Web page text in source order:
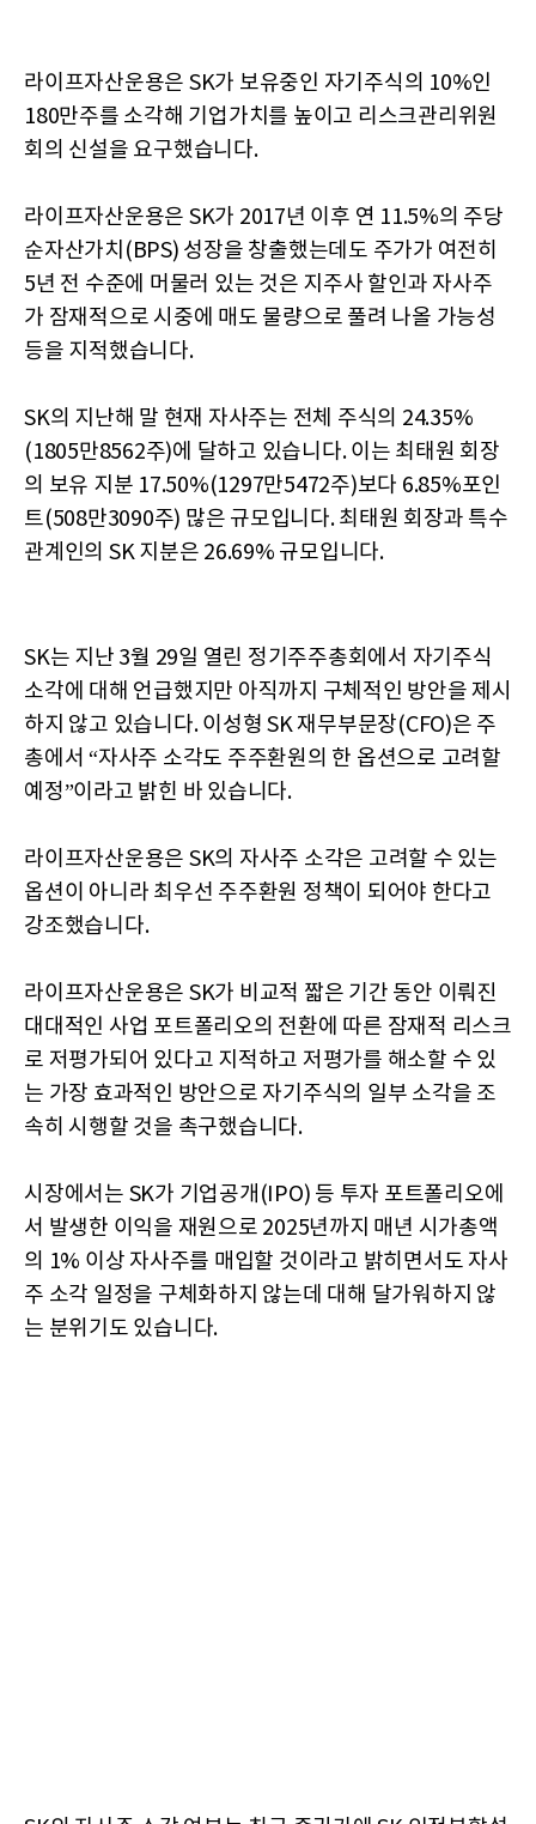
라이프자산운용은 SK가 보유중인 자기주식의 10%인
180만주를 소각해 기업가치를 높이고 리스크관리위원
회의 신설을 요구했습니다.
라이프자산운용은 SK가 2017년 이후 연 11.5%의 주당
순자산가치(BPS) 성장을 창출했는데도 주가가 여전히
5년 전 수준에 머물러 있는 것은 지주사 할인과 자사주
가 잠재적으로 시중에 매도 물량으로 풀려 나올 가능성
등을 지적했습니다.
SK의 지난해 말 현재 자사주는 전체 주식의 24.35%
(1805만8562주)에 달하고 있습니다. 이는 최태원 회장
의 보유 지분 17.50%(1297만5472주)보다 6.85%포인
트(508만3090주) 많은 규모입니다. 최태원 회장과 특수
관계인의 SK 지분은 26.69% 규모입니다.
SK는 지난 3월 29일 열린 정기주주총회에서 자기주식
소각에 대해 언급했지만 아직까지 구체적인 방안을 제시
하지 않고 있습니다. 이성형 SK 재무부문장(CFO)은 주
총에서 “자사주 소각도 주주환원의 한 옵션으로 고려할
예정”이라고 밝힌 바 있습니다.
라이프자산운용은 SK의 자사주 소각은 고려할 수 있는
옵션이 아니라 최우선 주주환원 정책이 되어야 한다고
강조했습니다.
라이프자산운용은 SK가 비교적 짧은 기간 동안 이뤄진
대대적인 사업 포트폴리오의 전환에 따른 잠재적 리스크
로 저평가되어 있다고 지적하고 저평가를 해소할 수 있
는 가장 효과적인 방안으로 자기주식의 일부 소각을 조
속히 시행할 것을 촉구했습니다.
시장에서는 SK가 기업공개(IPO) 등 투자 포트폴리오에
서 발생한 이익을 재원으로 2025년까지 매년 시가총액
의 1% 이상 자사주를 매입할 것이라고 밝히면서도 자사
주 소각 일정을 구체화하지 않는데 대해 달가워하지 않
는 분위기도 있습니다.